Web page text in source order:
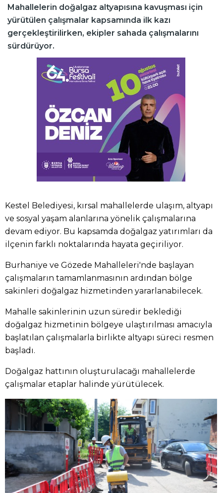
Mahallelerin doğalgaz altyapısına kavuşması için
yürütülen çalışmalar kapsamında ilk kazı
gerçekleştirilirken, ekipler sahada çalışmalarını
sürdürüyor.
Kestel Belediyesi, kırsal mahallelerde ulaşım, altyapı
ve sosyal yaşam alanlarına yönelik çalışmalarına
devam ediyor. Bu kapsamda doğalgaz yatırımları da
ilçenin farklı noktalarında hayata geçiriliyor.
Burhaniye ve Gözede Mahalleleri'nde başlayan
çalışmaların tamamlanmasının ardından bölge
sakinleri doğalgaz hizmetinden yararlanabilecek.
Mahalle sakinlerinin uzun süredir beklediği
doğalgaz hizmetinin bölgeye ulaştırılması amacıyla
başlatılan çalışmalarla birlikte altyapı süreci resmen
başladı.
Doğalgaz hattının oluşturulacağı mahallelerde
çalışmalar etaplar halinde yürütülecek.